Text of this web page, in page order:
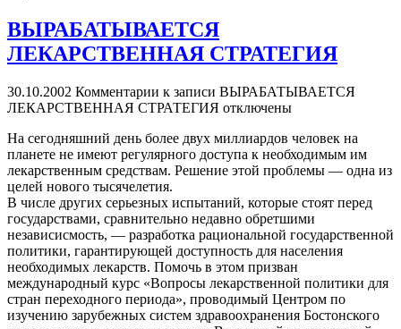
ВЫРАБАТЫВАЕТСЯ
ЛЕКАРСТВЕННАЯ СТРАТЕГИЯ
30.10.2002 Комментарии к записи ВЫРАБАТЫВАЕТСЯ
ЛЕКАРСТВЕННАЯ СТРАТЕГИЯ отключены
На сегодняшний день более двух миллиардов человек на
планете не имеют регулярного доступа к необходимым им
лекарственным средствам. Решение этой проблемы — одна из
целей нового тысячелетия.
В числе других серьезных испытаний, которые стоят перед
государствами, сравнительно недавно обретшими
независисмость, — разработка рациональной государственной
политики, гарантирующей доступность для населения
необходимых лекарств. Помочь в этом призван
международный курс «Вопросы лекарственной политики для
стран переходного периода», проводимый Центром по
изучению зарубежных систем здравоохранения Бостонского